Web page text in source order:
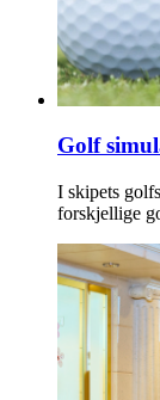
Golf
I skipets
forskjellige